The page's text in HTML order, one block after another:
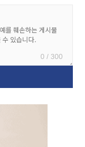
0 / 300